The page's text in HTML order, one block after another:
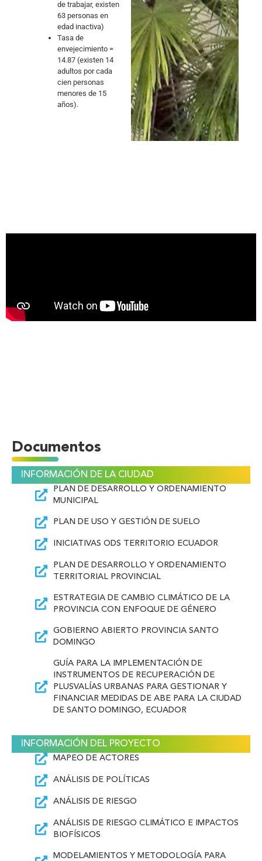
de trabajar, existen
63 personas en
edad inactiva)
Tasa de
envejecimiento =
14.87 (existen 14
adultos por cada
cien personas
menores de 15
años).
Documentos
INFORMACIÓN DE LA CIUDAD
PLAN DE DESARROLLO Y ORDENAMIENTO
MUNICIPAL
PLAN DE USO Y GESTIÓN DE SUELO
INICIATIVAS ODS TERRITORIO ECUADOR
PLAN DE DESARROLLO Y ORDENAMIENTO
TERRITORIAL PROVINCIAL
ESTRATEGIA DE CAMBIO CLIMÁTICO DE LA
PROVINCIA CON ENFOQUE DE GÉNERO
GOBIERNO ABIERTO PROVINCIA SANTO
DOMINGO
GUÍA PARA LA IMPLEMENTACIÓN DE
INSTRUMENTOS DE RECUPERACIÓN DE
PLUSVALÍAS URBANAS PARA GESTIONAR Y
FINANCIAR MEDIDAS DE ABE PARA LA CIUDAD
DE SANTO DOMINGO, ECUADOR
INFORMACIÓN DEL PROYECTO
MAPEO DE ACTORES
ANÁLISIS DE POLÍTICAS
ANÁLISIS DE RIESGO
ANÁLISIS DE RIESGO CLIMÁTICO E IMPACTOS
BIOFÍSICOS
MODELAMIENTOS Y METODOLOGÍA PARA